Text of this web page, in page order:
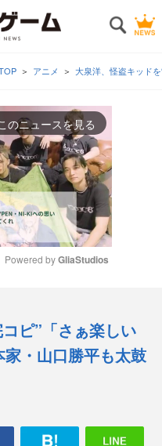
アニメ 大泉洋、怪盗キッド
のニュースを見る
e
Powered by GliaStudios
ピ”「さぁ楽しい
・山口勝平も太鼓